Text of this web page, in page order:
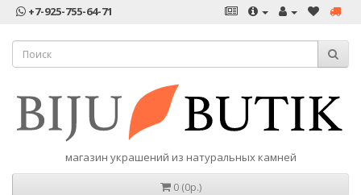
+7-925-755-64-71
магазин украшений из натуральных камней
0 (0р.)